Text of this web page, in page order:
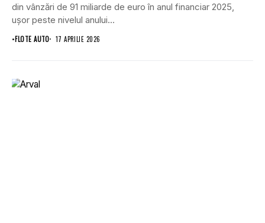
din vânzări de 91 miliarde de euro în anul financiar 2025,
ușor peste nivelul anului...
•FLOTE AUTO 17 APRILIE 2026